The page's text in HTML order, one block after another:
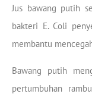
Jus bawang putih
bakteri E. Coli
membantu
Bawang putih
pertumbuhan